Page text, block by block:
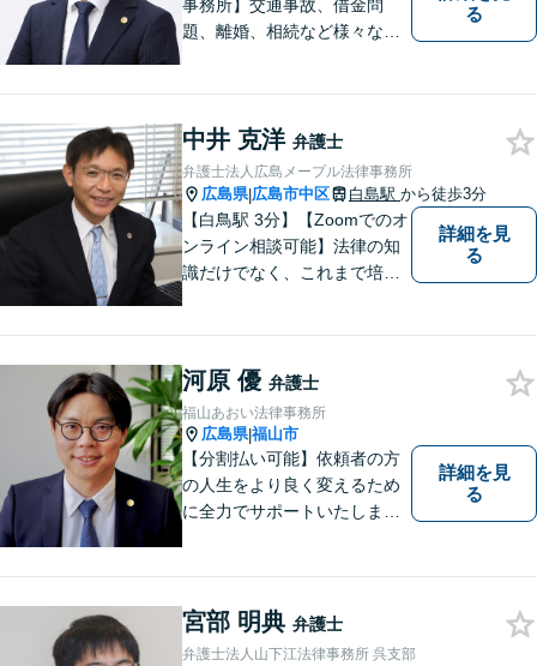
事務所】交通事故、借金問
題、離婚、相続など様々な問
い！
る
中井 克洋 弁護士
弁護士法人広島メープル法律事務所
広島県|広島市中区 白島駅 から徒歩3分
【白鳥駅 3分】【Zoomでのオ
ンライン相談可能】法律の知
識だけでなく、これまで培っ
ってまいります。 ぜひご相談
ください。
詳細を見
る
河原 優 弁護士
福山あおい法律事務所
広島県|福山市
【分割払い可能】依頼者の方
の人生をより良く変えるため
に全力でサポートいたしま
詳細を見
る
宮部 明典 弁護士
弁護士法人山下江法律事務所 呉支部